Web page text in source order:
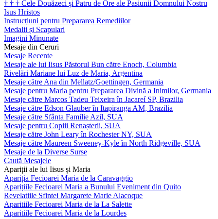
† † † Cele Douăzeci și Patru de Ore ale Pasiunii Domnului Nostru
Isus Hristos
Instrucțiuni pentru Prepararea Remediilor
Medalii și Scapulari
Imagini Minunate
Mesaje din Ceruri
Mesaje Recente
Mesaje ale lui Iisus Păstorul Bun către Enoch, Columbia
Rivelări Mariane lui Luz de Maria, Argentina
Mesaje către Ana din Mellatz/Goettingen, Germania
Mesaje pentru Maria pentru Prepararea Divină a Inimilor, Germania
Mesaje către Marcos Tadeu Teixeira în Jacareí SP, Brazilia
Mesaje către Edson Glauber în Itapiranga AM, Brazilia
Mesaje către Sfânta Familie Azil, SUA
Mesaje pentru Copiii Renașterii, SUA
Mesaje către John Leary în Rochester NY, SUA
Mesaje către Maureen Sweeney-Kyle în North Ridgeville, SUA
Mesaje de la Diverse Surse
Caută Mesajele
Apariții ale lui Iisus și Maria
Apariția Fecioarei Maria de la Caravaggio
Aparițiile Fecioarei Maria a Bunului Eveniment din Quito
Revelatiile Sfintei Margarete Marie Alacoque
Aparitiile Fecioarei Maria de la La Salette
Aparitiile Fecioarei Maria de la Lourdes